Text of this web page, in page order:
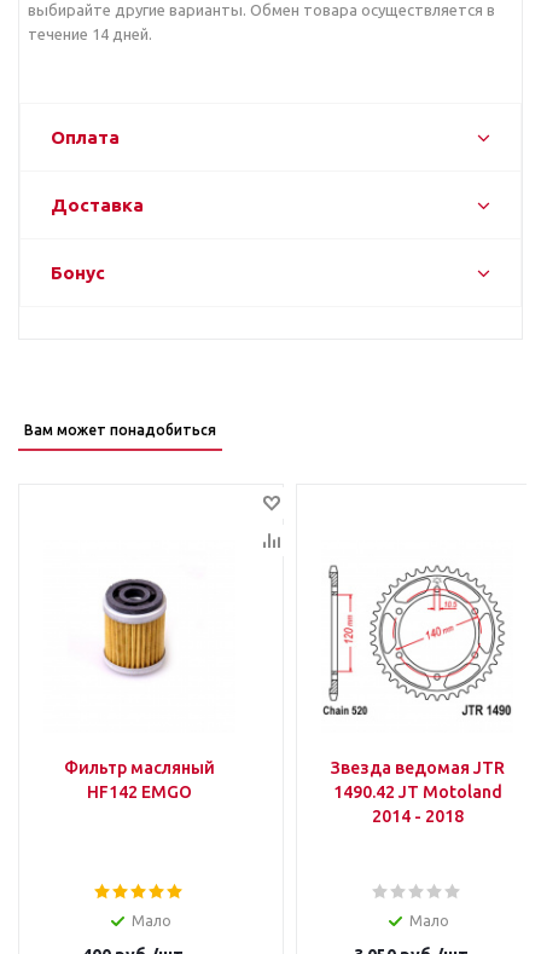
выбирайте другие варианты. Обмен товара осуществляется в
течение 14 дней.
Оплата
Доставка
Бонус
Вам может понадобиться
Фильтр масляный
HF142 EMGO
Мало
Звезда ведомая JTR
1490.42 JT Motoland
2014 - 2018
Мало